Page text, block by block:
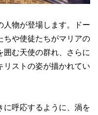
人物が登場します。ドー
ちや使徒たちがマリアの
囲む天使の群れ、さらに
リストの姿が描かれてい
に呼応するように、渦を